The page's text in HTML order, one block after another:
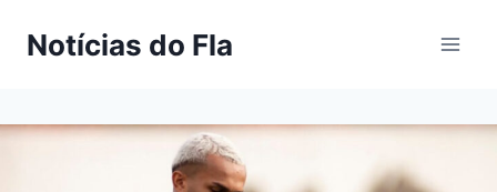
paraNotícias do Fla